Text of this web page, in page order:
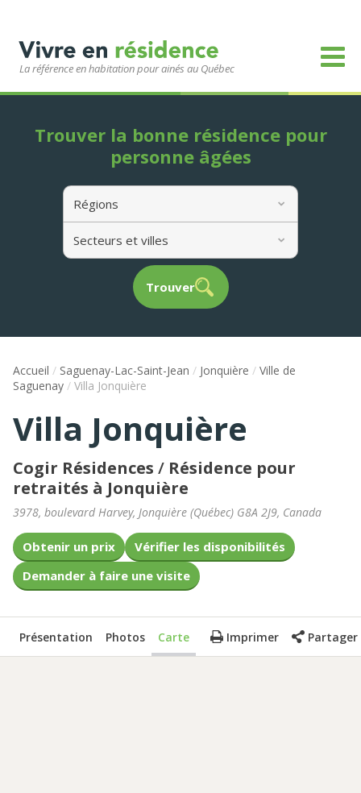
La référence en habitation pour ainés au Québec
Régions
Secteurs et villes
Trouver
Trouver la bonne résidence pour
personne âgées
Accueil / Saguenay-Lac-Saint-Jean / Jonquière / Ville de
Saguenay / Villa Jonquière
Villa Jonquière
Cogir Résidences / Résidence pour
retraités à Jonquière
3978, boulevard Harvey, Jonquière (Québec) G8A 2J9, Canada
Obtenir un prix
Vérifier les disponibilités
Demander à faire une visite
Présentation Photos Carte Imprimer Partager